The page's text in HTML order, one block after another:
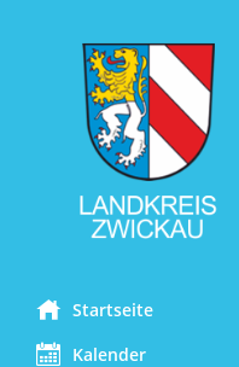
Startseite
Kalender